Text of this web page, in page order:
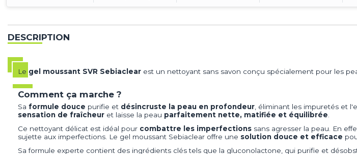
DESCRIPTION
Le gel moussant SVR Sebiaclear est un nettoyant sans savon conçu spécialement pour les
Comment ça marche ?
Sa formule douce purifie et désincruste la peau en profondeur, éliminant les impuretés et
sensation de fraîcheur et laisse la peau parfaitement nette, matifiée et équilibrée.
Ce nettoyant délicat est idéal pour combattre les imperfections sans agresser la peau. En
sujette aux imperfections. Le gel moussant Sebiaclear offre une solution douce et efficace
Sa formule experte contient des ingrédients clés tels que la gluconolactone, qui purifie et